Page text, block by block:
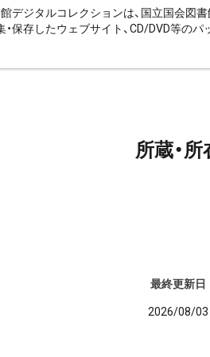
デジタルコレクションは、国立国会図
・保存したウェブサイト、CD/DVD等のパ
所蔵・所
最終更新日
2026/08/03